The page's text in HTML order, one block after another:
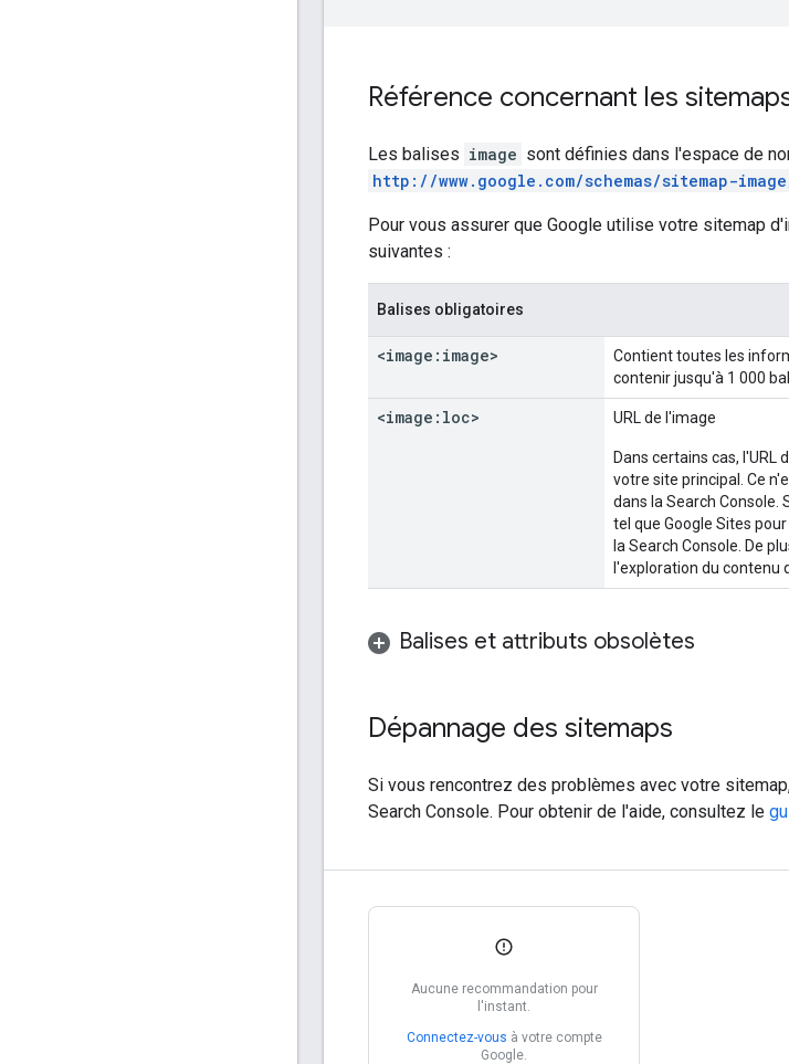
Référence concernant les
Les balises image sont définies dans l'espace de
http://www.google.com/schemas/sitemap-
Pour vous assurer que Google utilise votre sitemap
suivantes :
Balises obligatoires
<image:image> Contient toutes les
contenir jusqu'à 1 000
<image:loc> URL de l'image
Dans certains cas,
votre site principal. Ce
dans la Search Console.
tel que Google Sites
la Search Console. De
l'exploration du contenu
Balises et attributs obsolètes
Dépannage des sitemaps
Si vous rencontrez des problèmes avec votre
Search Console. Pour obtenir de l'aide, consultez le
Aucune recommandation pour
l'instant.
Connectez-vous à votre compte
Google.